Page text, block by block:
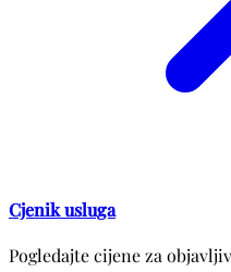
Cjenik usluga
Pogledajte cijene za